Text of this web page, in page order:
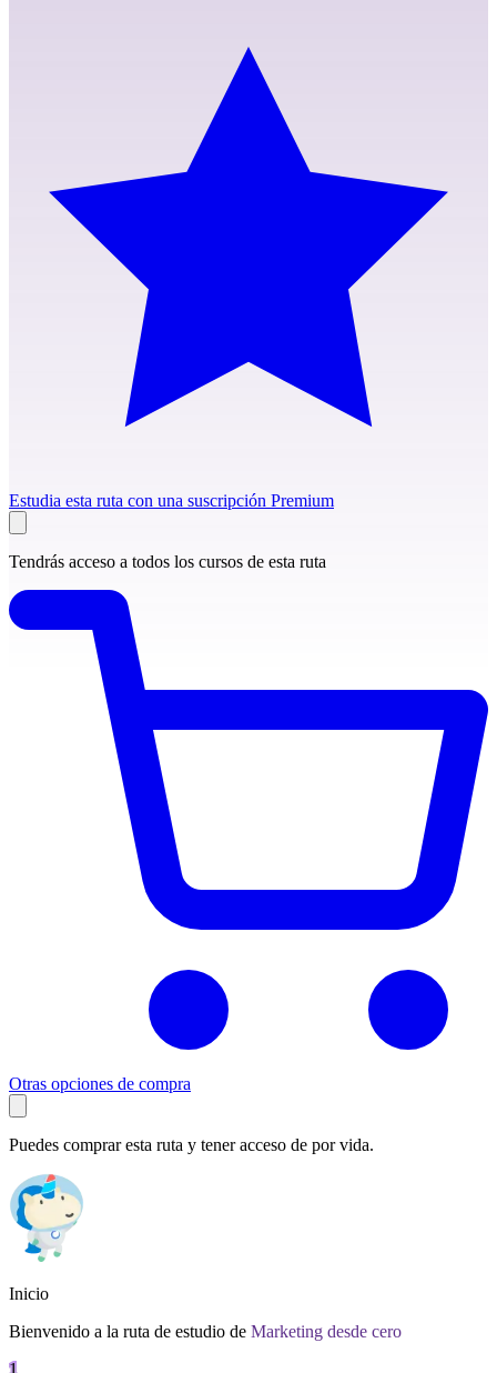
Estudia esta ruta con una suscripción Premium
Tendrás acceso a todos los cursos de esta ruta
Otras opciones de compra
Puedes comprar esta ruta y tener acceso de por vida.
Inicio
Bienvenido a la ruta de estudio de Marketing desde cero
1